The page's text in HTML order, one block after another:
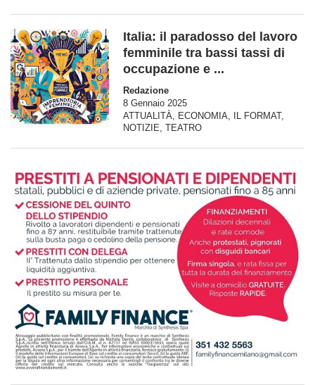
Italia: il paradosso del lavoro
femminile tra bassi tassi di
occupazione e ...
Redazione
8 Gennaio 2025
ATTUALITÀ
ECONOMIA IL FORMAT,
NOTIZIE TEATRO